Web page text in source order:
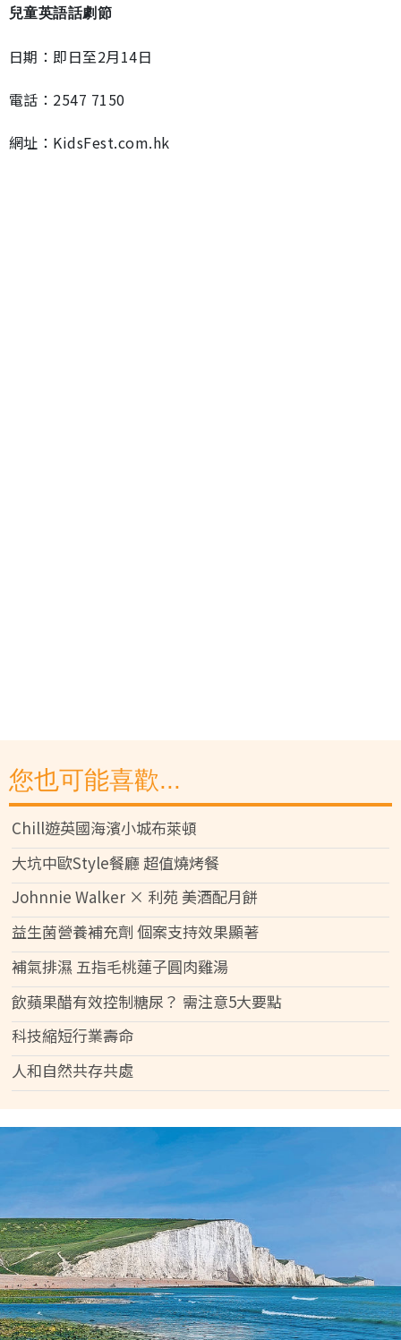
兒童英語話劇節
日期：即日至2月14日
電話：2547 7150
網址：KidsFest.com.hk
您也可能喜歡...
Chill遊英國海濱小城布萊頓
大坑中歐Style餐廳 超值燒烤餐
Johnnie Walker × 利苑 美酒配月餅
益生菌營養補充劑 個案支持效果顯著
補氣排濕 五指毛桃蓮子圓肉雞湯
飲蘋果醋有效控制糖尿？ 需注意5大要點
科技縮短行業壽命
人和自然共存共處